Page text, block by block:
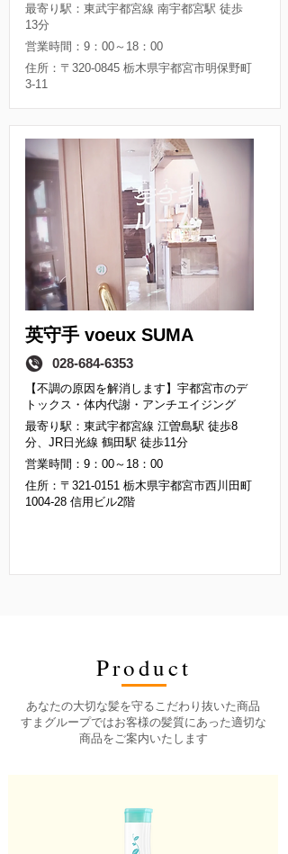
最寄り駅：東武宇都宮線 南宇都宮駅 徒歩
13分
営業時間：9：00～18：00
住所：〒320-0845 栃木県宇都宮市明保野町
3-11
店舗情報
英守手 voeux SUMA
028-684-6353
【不調の原因を解消します】宇都宮市のデ
トックス・体内代謝・アンチエイジング
最寄り駅：東武宇都宮線 江曽島駅 徒歩8
分、JR日光線 鶴田駅 徒歩11分
営業時間：9：00～18：00
住所：〒321-0151 栃木県宇都宮市西川田町
1004-28 信用ビル2階
Product
あなたの大切な髪を守るこだわり抜いた商品
すまグループではお客様の髪質にあった適切な
商品をご案内いたします